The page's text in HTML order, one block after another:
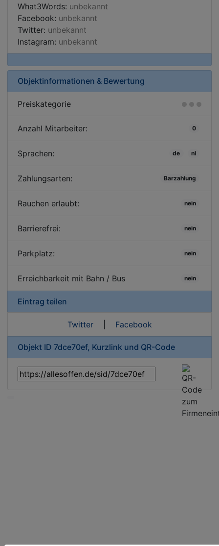
What3Words: unbekannt
Facebook: unbekannt
Twitter: unbekannt
Instagram: unbekannt
Objektinformationen & Bewertung
Preiskategorie
Anzahl Mitarbeiter: 0
Sprachen: de nl
Zahlungsarten: Barzahlung
Rauchen erlaubt: nein
Barrierefrei: nein
Parkplatz: nein
Erreichbarkeit mit Bahn / Bus nein
Eintrag teilen
Twitter| Facebook
Objekt ID 7dce70ef, Kurzlink und QR-Code